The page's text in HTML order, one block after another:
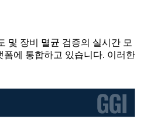
및 장비 멸균 검증의 실시간 모
에 통합하고 있습니다. 이러한